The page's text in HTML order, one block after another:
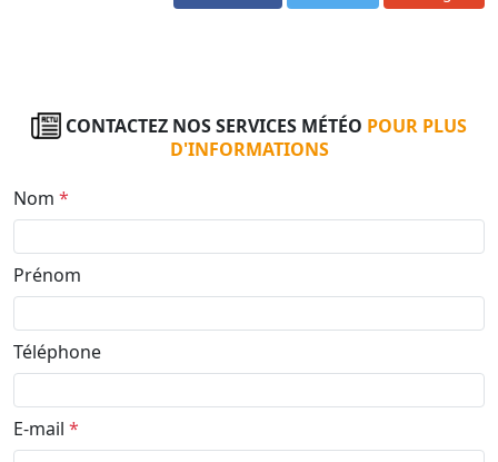
CONTACTEZ NOS SERVICES MÉTÉO POUR PLUS
D'INFORMATIONS
Nom *
Prénom
Téléphone
E-mail *